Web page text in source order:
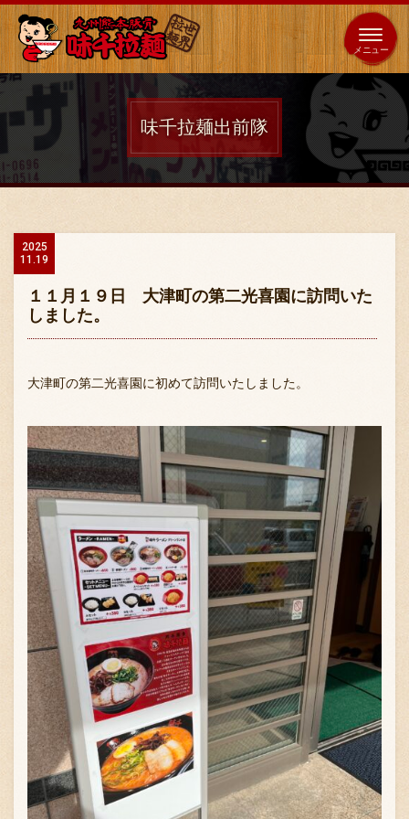
全国
展開 海外 653 店 64 店
ホーム
店舗案内
お問い合わせ
ブランド一覧
FC加盟店募集
会社案内
お知らせ
味千拉麺出前隊
2025
11.19
１１月１９日 大津町の第二光喜園に訪問いた
しました。
大津町の第二光喜園に初めて訪問いたしました。